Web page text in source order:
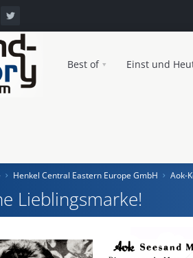
Best of Einst und
Henkel Central Eastern Europe GmbH Aok-
Lieblingsmarke!